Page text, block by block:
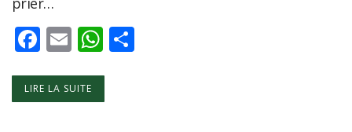
Facebook
EmailWhatsApp
LIRE LA SUITE